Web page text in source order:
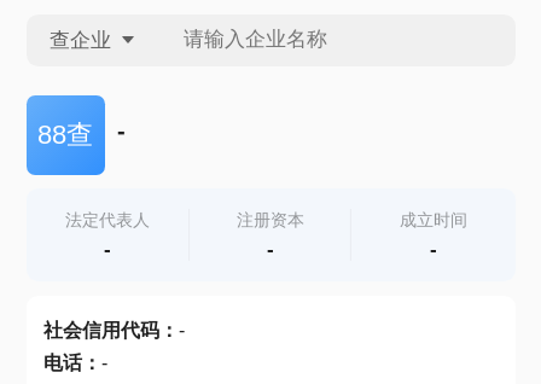
查企业
查企业
查产地
88查 -
法定代表人
-
注册资本
-
成立时间
-
社会信用代码： -
电话： -